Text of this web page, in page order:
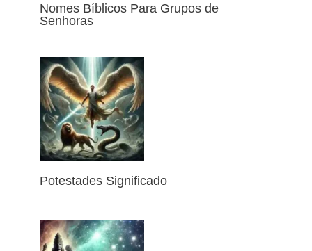
Nomes Bíblicos Para Grupos de
Senhoras
Potestades Significado